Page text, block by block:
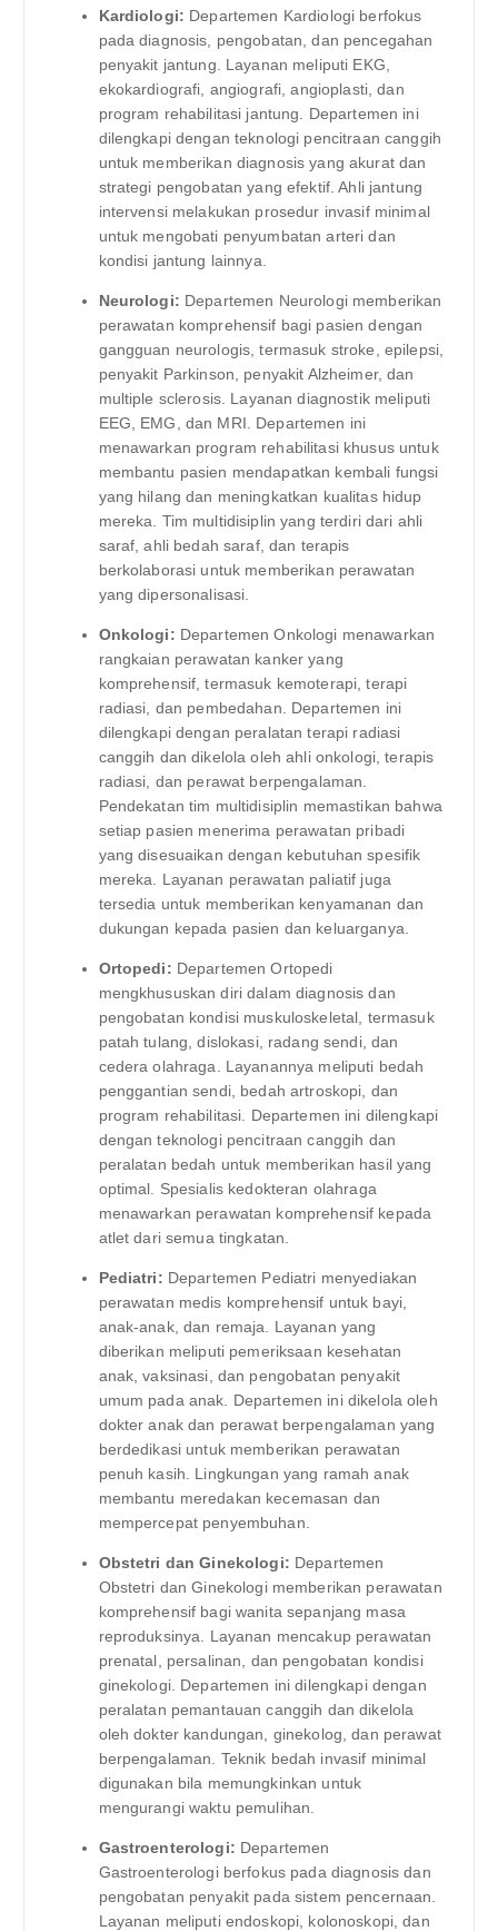
Kardiologi: Departemen Kardiologi berfokus
pada diagnosis, pengobatan, dan pencegahan
penyakit jantung. Layanan meliputi EKG,
ekokardiografi, angiografi, angioplasti, dan
program rehabilitasi jantung. Departemen ini
dilengkapi dengan teknologi pencitraan canggih
untuk memberikan diagnosis yang akurat dan
strategi pengobatan yang efektif. Ahli jantung
intervensi melakukan prosedur invasif minimal
untuk mengobati penyumbatan arteri dan
kondisi jantung lainnya.
Neurologi: Departemen Neurologi memberikan
perawatan komprehensif bagi pasien dengan
gangguan neurologis, termasuk stroke, epilepsi,
penyakit Parkinson, penyakit Alzheimer, dan
multiple sclerosis. Layanan diagnostik meliputi
EEG, EMG, dan MRI. Departemen ini
menawarkan program rehabilitasi khusus untuk
membantu pasien mendapatkan kembali fungsi
yang hilang dan meningkatkan kualitas hidup
mereka. Tim multidisiplin yang terdiri dari ahli
saraf, ahli bedah saraf, dan terapis
berkolaborasi untuk memberikan perawatan
yang dipersonalisasi.
Onkologi: Departemen Onkologi menawarkan
rangkaian perawatan kanker yang
komprehensif, termasuk kemoterapi, terapi
radiasi, dan pembedahan. Departemen ini
dilengkapi dengan peralatan terapi radiasi
canggih dan dikelola oleh ahli onkologi, terapis
radiasi, dan perawat berpengalaman.
Pendekatan tim multidisiplin memastikan bahwa
setiap pasien menerima perawatan pribadi
yang disesuaikan dengan kebutuhan spesifik
mereka. Layanan perawatan paliatif juga
tersedia untuk memberikan kenyamanan dan
dukungan kepada pasien dan keluarganya.
Ortopedi: Departemen Ortopedi
mengkhususkan diri dalam diagnosis dan
pengobatan kondisi muskuloskeletal, termasuk
patah tulang, dislokasi, radang sendi, dan
cedera olahraga. Layanannya meliputi bedah
penggantian sendi, bedah artroskopi, dan
program rehabilitasi. Departemen ini dilengkapi
dengan teknologi pencitraan canggih dan
peralatan bedah untuk memberikan hasil yang
optimal. Spesialis kedokteran olahraga
menawarkan perawatan komprehensif kepada
atlet dari semua tingkatan.
Pediatri: Departemen Pediatri menyediakan
perawatan medis komprehensif untuk bayi,
anak-anak, dan remaja. Layanan yang
diberikan meliputi pemeriksaan kesehatan
anak, vaksinasi, dan pengobatan penyakit
umum pada anak. Departemen ini dikelola oleh
dokter anak dan perawat berpengalaman yang
berdedikasi untuk memberikan perawatan
penuh kasih. Lingkungan yang ramah anak
membantu meredakan kecemasan dan
mempercepat penyembuhan.
Obstetri dan Ginekologi: Departemen
Obstetri dan Ginekologi memberikan perawatan
komprehensif bagi wanita sepanjang masa
reproduksinya. Layanan mencakup perawatan
prenatal, persalinan, dan pengobatan kondisi
ginekologi. Departemen ini dilengkapi dengan
peralatan pemantauan canggih dan dikelola
oleh dokter kandungan, ginekolog, dan perawat
berpengalaman. Teknik bedah invasif minimal
digunakan bila memungkinkan untuk
mengurangi waktu pemulihan.
Gastroenterologi: Departemen
Gastroenterologi berfokus pada diagnosis dan
pengobatan penyakit pada sistem pencernaan.
Layanan meliputi endoskopi, kolonoskopi, dan